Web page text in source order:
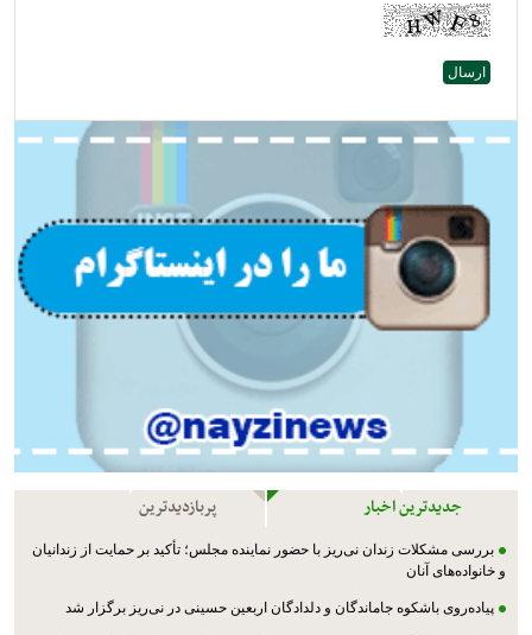
جدیدترین اخبار پربازدیدترین
بررسی مشکلات زندان نی‌ریز با حضور نماینده مجلس؛ تأکید بر حمایت از زندانیان
و خانواده‌های آنان
پیاده‌روی باشکوه جاماندگان و دلدادگان اربعین حسینی در نی‌ریز برگزار شد